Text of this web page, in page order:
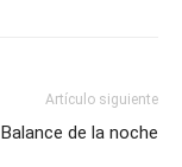
Artículo siguiente
Balance de la noche